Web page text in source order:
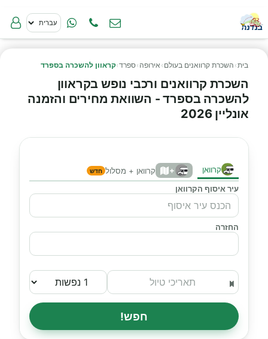
בית› השכרת קרוואנים בעולם › אירופה ›ספרד›קראוון להשכרה בספרד
השכרת קרוואנים ורכבי נופש בקראוון
להשכרה בספרד - השוואת מחירים והזמנה
אונליין 2026
קרוואן + קרוואן + מסלול חדש
עיר איסוף הקרוואן
החזרה
חפש!